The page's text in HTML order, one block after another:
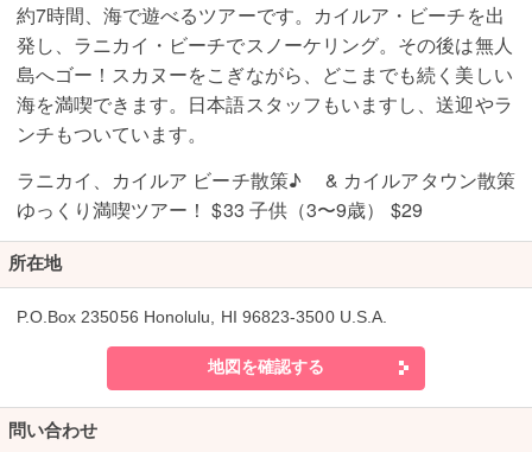
約7時間、海で遊べるツアーです。カイルア・ビーチを出
発し、ラニカイ・ビーチでスノーケリング。その後は無人
島へゴー！スカヌーをこぎながら、どこまでも続く美しい
海を満喫できます。日本語スタッフもいますし、送迎やラ
ンチもついています。
ラニカイ、カイルア ビーチ散策♪ & カイルアタウン散策
ゆっくり満喫ツアー！ $33 子供（3〜9歳） $29
所在地
P.O.Box 235056 Honolulu, HI 96823-3500 U.S.A.
地図を確認する
問い合わせ